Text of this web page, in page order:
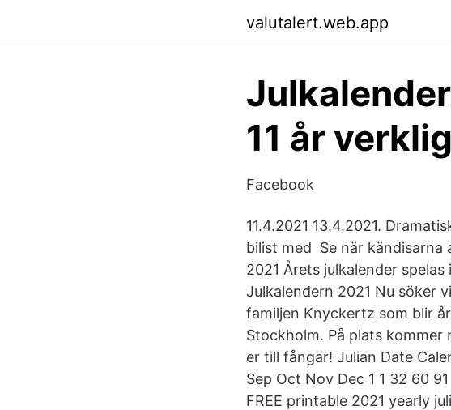
valutalert.web.app
11 år
Facebook
11.4.2021 13.4.2021.
bilist med Se när kändisarna
2021 Årets julkalender
Julkalendern 2021 Nu söker
familjen Knyckertz som blir
Stockholm. På plats
er till fångar! Julian Date
Sep Oct Nov Dec 1 1 32 60
FREE printable 2021 yearly